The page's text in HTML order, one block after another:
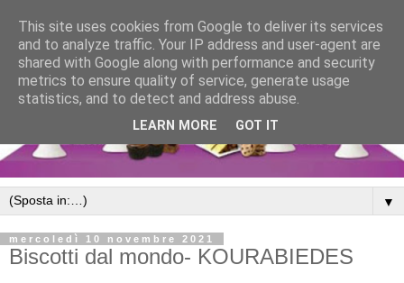
▼
mercoledì 10 novembre 2021
Biscotti dal mondo- KOURABIEDES
This site uses cookies from Google to deliver its services
and to analyze traffic. Your IP address and user-agent are
shared with Google along with performance and security
metrics to ensure quality of service, generate usage
statistics, and to detect and address abuse.
LEARN MORE GOT IT